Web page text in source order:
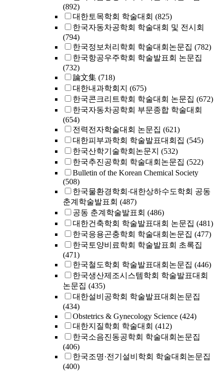
(892)
대한토목학회 학술대회 (825)
한국자동차공학회 학술대회 및 전시회
(794)
한국정보처리학회 학술대회논문집 (782)
한국항공우주학회 학술발표회 논문집
(732)
論文集 (718)
대한내과학회지 (675)
한국콘크리트학회 학술대회 논문집 (672)
한국자동차공학회 부문종합 학술대회
(654)
전력전자학술대회 논문집 (621)
대한피부과학회 학술발표대회집 (545)
한국산학기술학회논문지 (532)
한국추진공학회 학술대회논문집 (522)
Bulletin of the Korean Chemical Society
(508)
한국물환경학회·대한상하수도학회 공동
춘계학술발표회 (487)
공동 춘계학술발표회 (486)
대한건축학회 학술발표대회 논문집 (481)
한국응용곤충학회 학술대회논문집 (477)
한국토양비료학회 학술발표회 초록집
(471)
한국철도학회 학술발표대회논문집 (446)
한국생산제조시스템학회 학술발표대회
논문집 (435)
대한설비공학회 학술발표대회논문집
(434)
Obstetrics & Gynecology Science (424)
대한지질학회 학술대회 (412)
한국소음진동공학회 학술대회논문집
(406)
한국조명·전기설비학회 학술대회논문집
(400)